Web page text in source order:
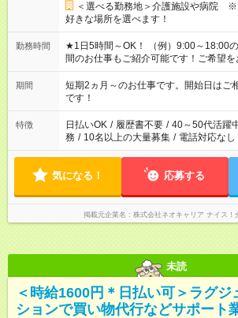
＜選べる勤務地＞介護施設や病院 ※
好きな場所を選べます！
勤務時間
★1日5時間～OK！ （例）9:00～18:00
間のお仕事もご紹介可能です！ご希望
家庭の都合でお休みが必要な場合も遠
※週最低15時間以上の勤務が必要です
期間
短期2ヵ月～のお仕事です。開始日は
です！
特徴 日払いOK / 履歴書不要 / 40～50代活躍
務 / 10名以上の大量募集 / 電話対応なし
気になる！ 応募する
掲載元企業名 株式会社ネオキャリア ナイス！
未読
＜時給1600円＊日払い可＞ラグジ
ションで買い物代行などサポート